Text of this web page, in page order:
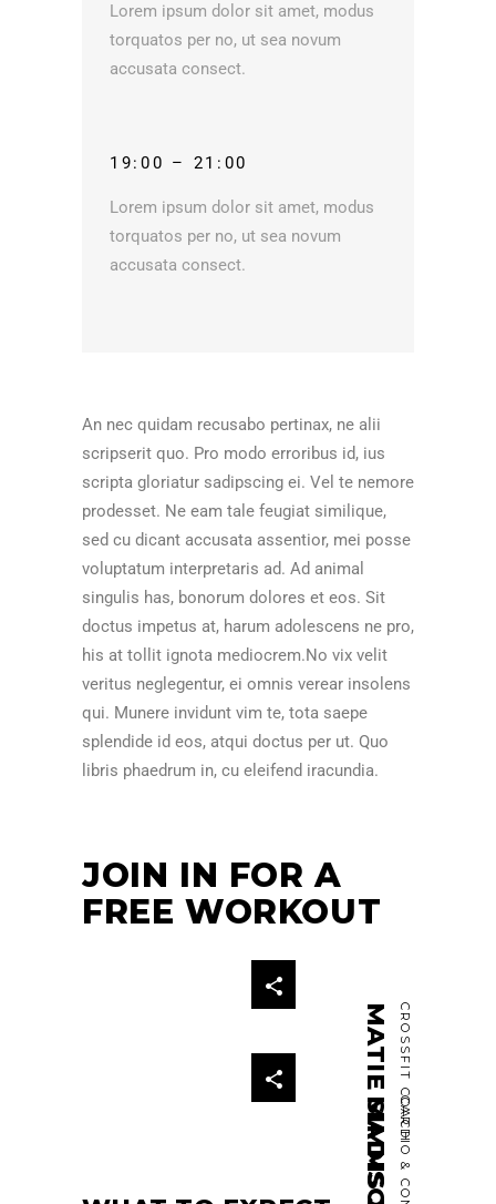
Lorem ipsum dolor sit amet, modus
torquatos per no, ut sea novum
accusata consect.
19:00 – 21:00
Lorem ipsum dolor sit amet, modus
torquatos per no, ut sea novum
accusata consect.
An nec quidam recusabo pertinax, ne alii
scripserit quo. Pro modo erroribus id, ius
scripta gloriatur sadipscing ei. Vel te nemore
prodesset. Ne eam tale feugiat similique,
sed cu dicant accusata assentior, mei posse
voluptatum interpretaris ad. Ad animal
singulis has, bonorum dolores et eos. Sit
doctus impetus at, harum adolescens ne pro,
his at tollit ignota mediocrem.No vix velit
veritus neglegentur, ei omnis verear insolens
qui. Munere invidunt vim te, tota saepe
splendide id eos, atqui doctus per ut. Quo
libris phaedrum in, cu eleifend iracundia.
JOIN IN FOR A
FREE WORKOUT
CROSSFIT COACH